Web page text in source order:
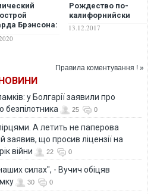
Брэнсона:
Two?
Рождество по-
калифорнийски
13.12.2017
Правила коментування ! »
у Болгарії заявили про
безпілотника
25 0
А летить не паперова
заявив, що просив ліцензії на
війни
22 0
силах", - Вучич обіцяв
30 0